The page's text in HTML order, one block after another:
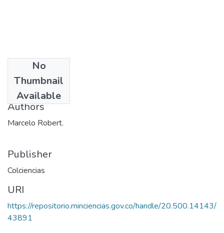
No
Thumbnail
Available
1976
Authors
Marcelo Robert.
Publisher
Colciencias
URI
https://repositorio.minciencias.gov.co/handle/20.500.14143/
43891